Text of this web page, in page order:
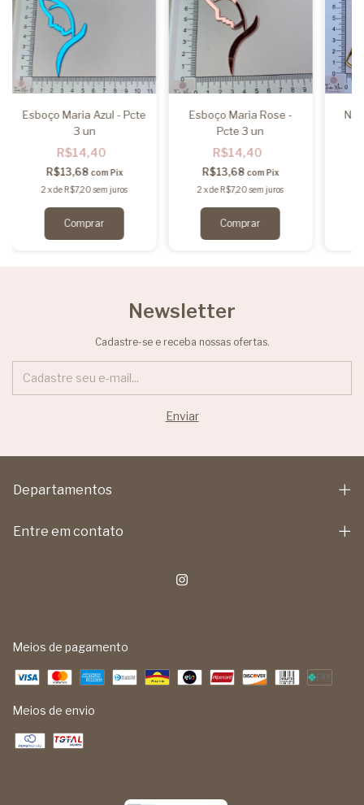
Esboço Maria Azul - Pcte
3 un
R$14,40
R$13,68 com Pix
2 xdeR$7,20 sem juros
Esboço Maria Rose -
Pcte 3 un
R$14,40
R$13,68 com Pix
2 xdeR$7,20 sem juros
NS
Newsletter
Cadastre-se e receba nossas ofertas.
Departamentos
Entre em contato
Meios de pagamento
Meios de envio